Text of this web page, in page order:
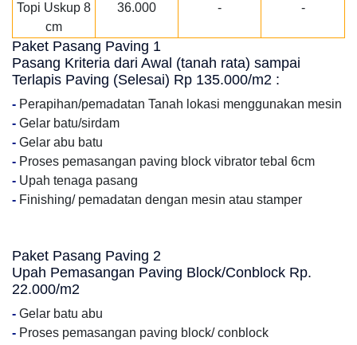
Topi Uskup 8
cm
36.000 - -
Paket Pasang Paving 1
Pasang Kriteria dari Awal (tanah rata) sampai
Terlapis Paving (Selesai) Rp 135.000/m2 :
- Perapihan/pemadatan Tanah lokasi menggunakan mesin
- Gelar batu/sirdam
- Gelar abu batu
- Proses pemasangan paving block vibrator tebal 6cm
- Upah tenaga pasang
- Finishing/ pemadatan dengan mesin atau stamper
Paket Pasang Paving 2
Upah Pemasangan Paving Block/Conblock Rp.
22.000/m2
- Gelar batu abu
- Proses pemasangan paving block/ conblock